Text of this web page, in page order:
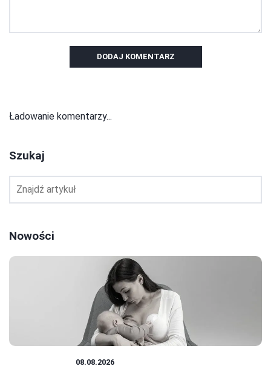
DODAJ KOMENTARZ
Ładowanie komentarzy...
Szukaj
Nowości
08.08.2026